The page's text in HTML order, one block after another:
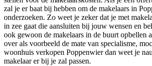
zal je er baat bij hebben om de makelaars in
onderzoeken. Zo weet je zeker dat je met
in zee gaat die aansluiten bij jouw wensen en
ook gewoon de makelaars in de buurt opbellen
over als voorbeeld de mate van specialisme,
woonhuis verkopen Poppenwier dan weet je
makelaar er bij je zal passen.